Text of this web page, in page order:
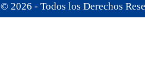
© 2026 - Todos los Derechos